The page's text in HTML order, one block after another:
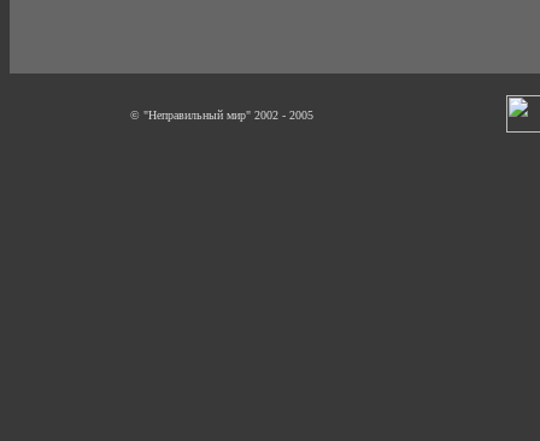
© "Неправильный мир" 2002 - 2005